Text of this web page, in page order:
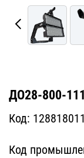
ДО28-800-
Код:
Код